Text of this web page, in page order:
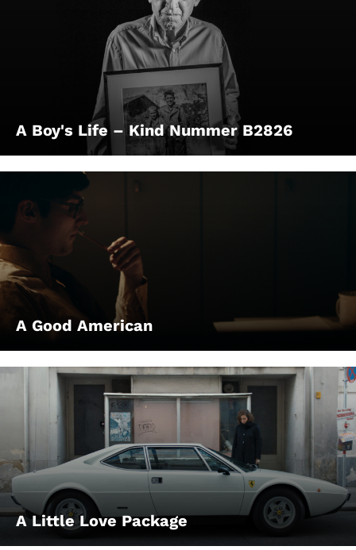
A Boy's Life – Kind Nummer B2826
A Good American
A Little Love Package